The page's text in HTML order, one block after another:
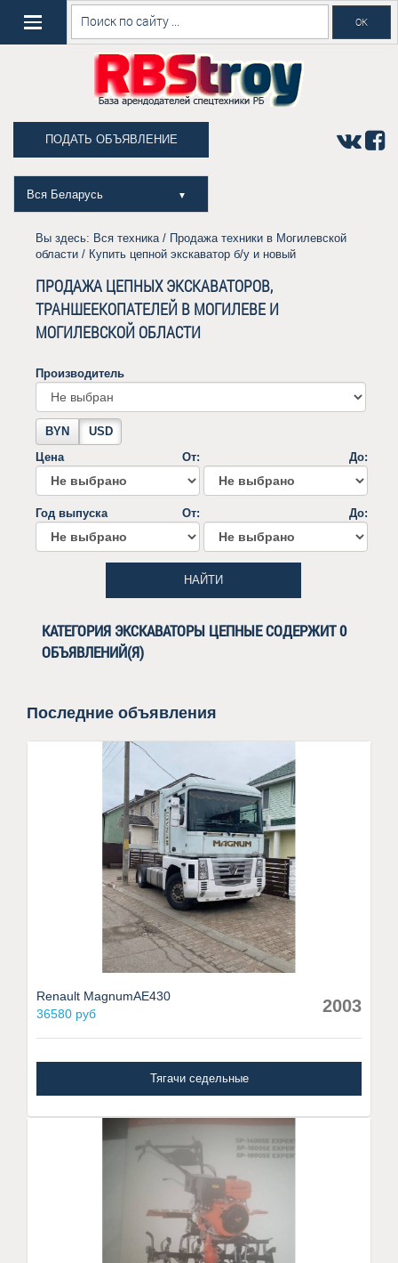
ПОДАТЬ ОБЪЯВЛЕНИЕ
Вся Беларусь ▼
Вы здесь: Вся техника/ Продажа техники в Могилевской
области / Купить цепной экскаватор б/у и новый
ПРОДАЖА ЦЕПНЫХ ЭКСКАВАТОРОВ,
ТРАНШЕЕКОПАТЕЛЕЙ В МОГИЛЕВЕ И
МОГИЛЕВСКОЙ ОБЛАСТИ
Производитель
BYN
USD
Цена
От: До:
Год выпуска От: До:
НАЙТИ
КАТЕГОРИЯ ЭКСКАВАТОРЫ ЦЕПНЫЕ СОДЕРЖИТ 0
ОБЪЯВЛЕНИЙ(Я)
Последние объявления
Renault MagnumAE430
36580 руб
2003
Тягачи седельные